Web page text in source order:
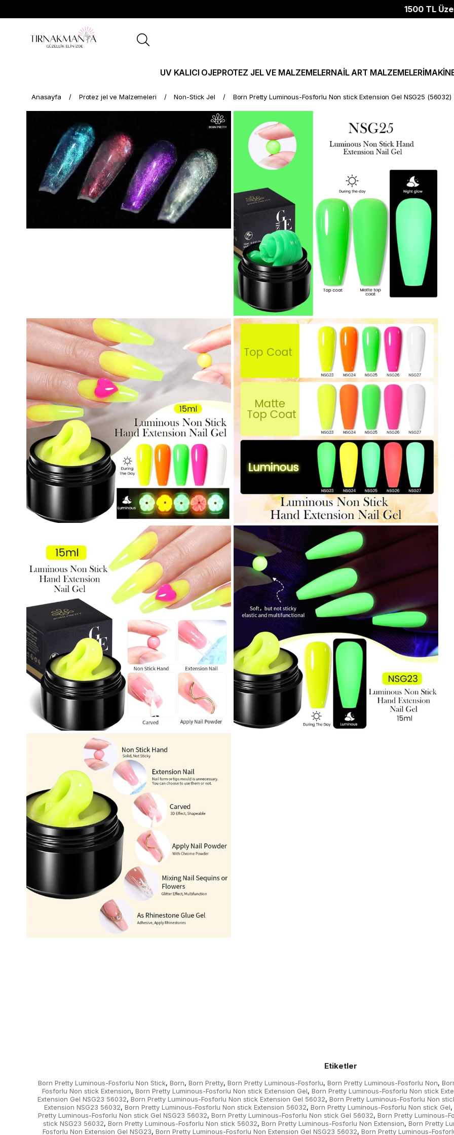
1500 TL Üzeri
UV KALICI OJEPROTEZ JEL VE MALZEMELERNAİL ART MALZEMELERİ
Anasayfa Protez jel ve Malzemeleri Non-Stick Jel Born Pretty Luminous-Fosforlu Non stick Extension Gel NSG25 (56032)
Etiketler
Born Pretty Luminous-Fosforlu Non Stick, Born, Born Pretty, Born Pretty Luminous-Fosforlu, Born Pretty Luminous-Fosforlu Non,
Fosforlu Non stick Extension, Born Pretty Luminous-Fosforlu Non stick Extension Gel, Born Pretty Luminous-Fosforlu Non stick
Extension Gel NSG23 56032, Born Pretty Luminous-Fosforlu Non stick Extension Gel 56032, Born Pretty Luminous-Fosforlu Non
Extension NSG23 56032, Born Pretty Luminous-Fosforlu Non stick Extension 56032, Born Pretty Luminous-Fosforlu Non stick Gel,
Pretty Luminous-Fosforlu Non stick Gel NSG23 56032, Born Pretty Luminous-Fosforlu Non stick Gel 56032, Born Pretty Luminous-
stick NSG23 56032, Born Pretty Luminous-Fosforlu Non stick 56032, Born Pretty Luminous-Fosforlu Non Extension, Born Pretty
Fosforlu Non Extension Gel NSG23, Born Pretty Luminous-Fosforlu Non Extension Gel NSG23 56032, Born Pretty Luminous-